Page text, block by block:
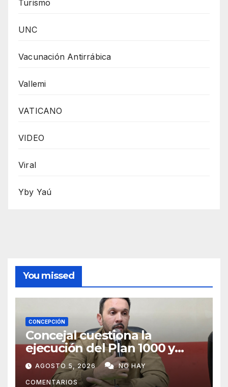
Turismo
UNC
Vacunación Antirrábica
Vallemi
VATICANO
VIDEO
Viral
Yby Yaú
You missed
CONCEPCIÓN
Concejal cuestiona la
ejecución del Plan 1000 y
pide mayor participación del
municipio
AGOSTO 5, 2026 NO HAY
COMENTARIOS